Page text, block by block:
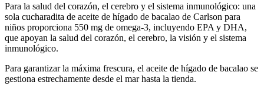
Para la salud del corazón, el cerebro y el sistema inmunológico: una
sola cucharadita de aceite de hígado de bacalao de Carlson para
niños proporciona 550 mg de omega-3, incluyendo EPA y DHA,
que apoyan la salud del corazón, el cerebro, la visión y el sistema
inmunológico.
Para garantizar la máxima frescura, el aceite de hígado de bacalao se
gestiona estrechamente desde el mar hasta la tienda.